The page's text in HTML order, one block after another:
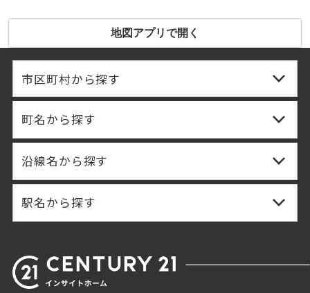
地図アプリで開く
市区町村から探す
町名から探す
沿線名から探す
駅名から探す